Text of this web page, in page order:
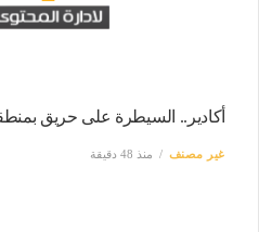
أكادير.. السيطرة على حريق
غير مصنف منذ 48 دقيقة